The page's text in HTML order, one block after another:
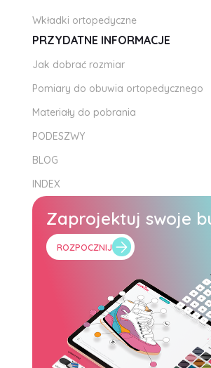
Wkładki ortopedyczne
PRZYDATNE INFORMACJE
Jak dobrać rozmiar
Pomiary do obuwia ortopedycznego
Materiały do pobrania
PODESZWY
BLOG
INDEX
Zaprojektuj swoje
ROZPOCZNIJ